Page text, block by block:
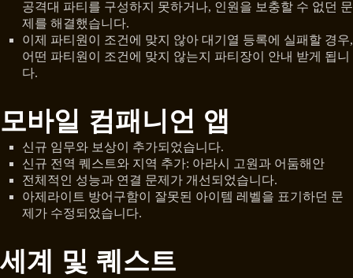
공격대 파티를 구성하지 못하거나, 인원을 보충할 수 없던 문
제를 해결했습니다.
이제 파티원이 조건에 맞지 않아 대기열 등록에 실패할 경우,
어떤 파티원이 조건에 맞지 않는지 파티장이 안내 받게 됩니
다.
모바일 컴패니언 앱
신규 임무와 보상이 추가되었습니다.
신규 전역 퀘스트와 지역 추가: 아라시 고원과 어둠해안
전체적인 성능과 연결 문제가 개선되었습니다.
아제라이트 방어구함이 잘못된 아이템 레벨을 표기하던 문
제가 수정되었습니다.
세계 및 퀘스트